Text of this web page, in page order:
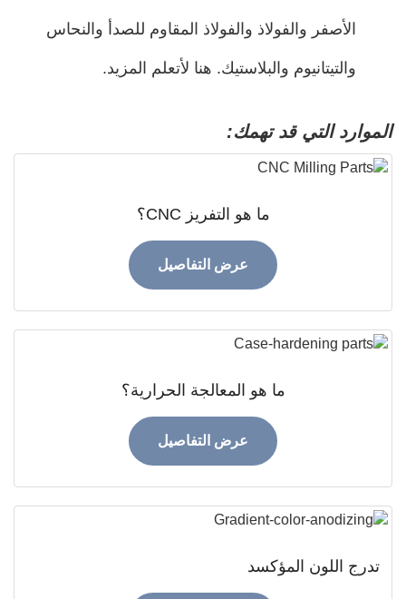
الأصفر والفولاذ والفولاذ المقاوم للصدأ والنحاس
والتيتانيوم والبلاستيك. هنا لأتعلم المزيد.
التي قد تهمك:
ما هو التفريز CNC؟
عرض التفاصيل
ما هو المعالجة الحرارية؟
عرض التفاصيل
اللون المؤكسد